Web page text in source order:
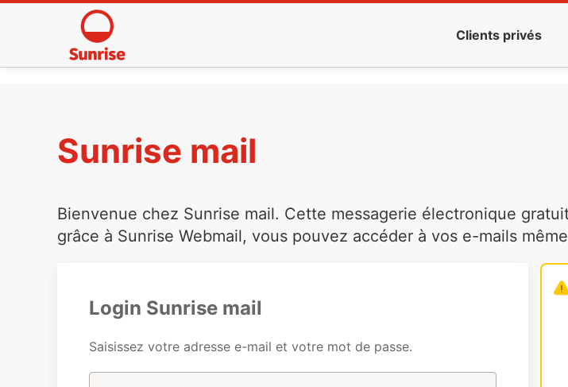
Clients privés
Sunrise mail
Bienvenue chez Sunrise mail. Cette messagerie électronique
grâce à Sunrise Webmail, vous pouvez accéder à vos e-mails
Login Sunrise mail
Saisissez votre adresse e-mail et votre mot de passe.